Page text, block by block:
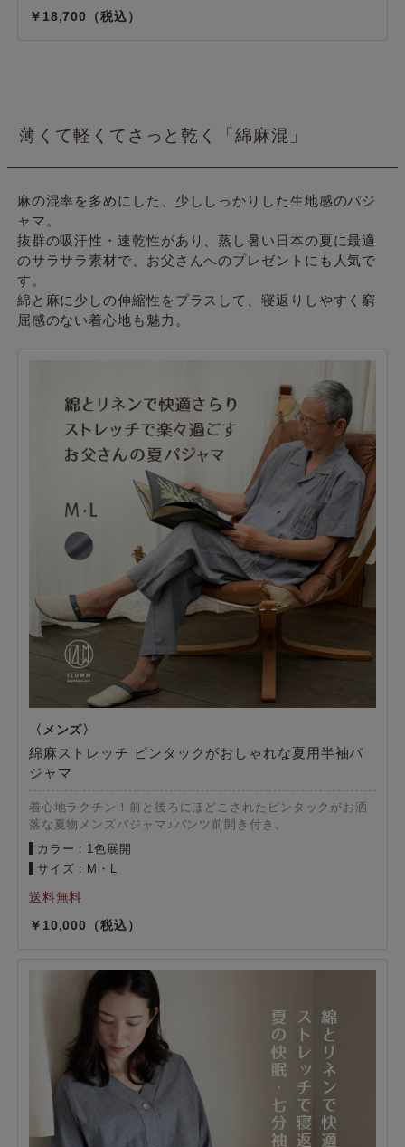
18,700
薄くて軽くてさっと乾く「綿麻混」
麻の混率を多めにした、少ししっかりした生地感のパジ
ャマ。
抜群の吸汗性・速乾性があり、蒸し暑い日本の夏に最適
のサラサラ素材で、お父さんへのプレゼントにも人気で
す。
綿と麻に少しの伸縮性をプラスして、寝返りしやすく窮
屈感のない着心地も魅力。
綿麻ストレッチ ピンタックがおしゃれな夏用半袖パ
ジャマ
着心地ラクチン！前と後ろにほどこされたピンタックがお洒
落な夏物メンズパジャマ♪パンツ前開き付き。
カラー：1色展開
サイズ：M・L
10,000